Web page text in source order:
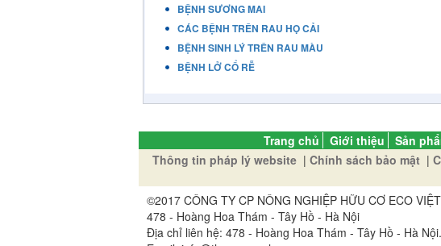
BỆNH SƯƠNG MAI
CÁC BỆNH TRÊN RAU HỌ CẢI
BỆNH SINH LÝ TRÊN RAU MÀU
BỆNH LỞ CỔ RỄ
Trang chủ Giới thiệu Sản
Thông tin pháp lý website | Chính sách bảo mật |
©2017 CÔNG TY CP NÔNG NGHIỆP HỮU CƠ ECO
478 - Hoàng Hoa Thám - Tây Hồ - Hà Nội
Địa chỉ liên hệ: 478 - Hoàng Hoa Thám - Tây Hồ - Hà